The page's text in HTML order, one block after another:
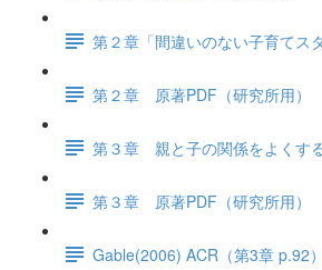
第２章「間違いのない子育てス
第２章 原著PDF（研究所用）
第３章 親と子の関係をよくす
第３章 原著PDF（研究所用）
Gable(2006) ACR（第3章 p.92）